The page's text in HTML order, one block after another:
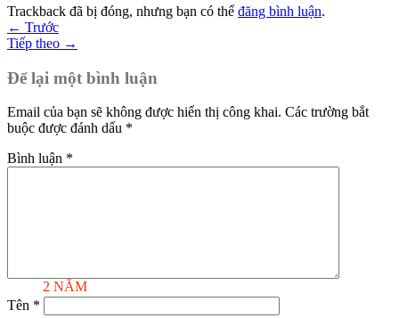
2 NĂM
Trackback đã bị đóng, nhưng bạn có thể đăng bình luận.
← Trước
Tiếp theo →
Để lại một bình luận
Email của bạn sẽ không được hiển thị công khai. Các trường bắt
buộc được đánh dấu *
Bình luận *
Tên *